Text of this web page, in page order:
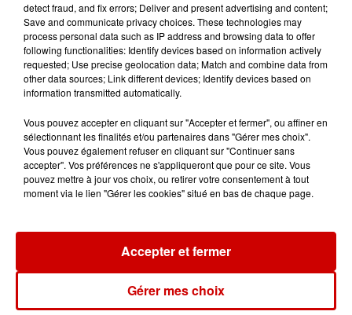
Kelly Massol, figure
emblématique de
l'entrepreneuriat féminin
Aménager un school bus au
Canada et accueillir les bleus à
Boston,...
Born in the U.S.A - Bruce
Springsteen : la chanson que
detect fraud, and fix errors; Deliver and present advertising and content;
Save and communicate privacy choices. These technologies may
process personal data such as IP address and browsing data to offer
following functionalities: Identify devices based on information actively
requested; Use precise geolocation data; Match and combine data from
other data sources; Link different devices; Identify devices based on
information transmitted automatically.
Vous pouvez accepter en cliquant sur "Accepter et fermer", ou affiner en
sélectionnant les finalités et/ou partenaires dans "Gérer mes choix".
Vous pouvez également refuser en cliquant sur "Continuer sans
accepter". Vos préférences ne s'appliqueront que pour ce site. Vous
pouvez mettre à jour vos choix, ou retirer votre consentement à tout
moment via le lien "Gérer les cookies" situé en bas de chaque page.
Gérer mes choix
Accepter et fermer